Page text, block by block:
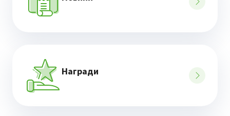
Награди